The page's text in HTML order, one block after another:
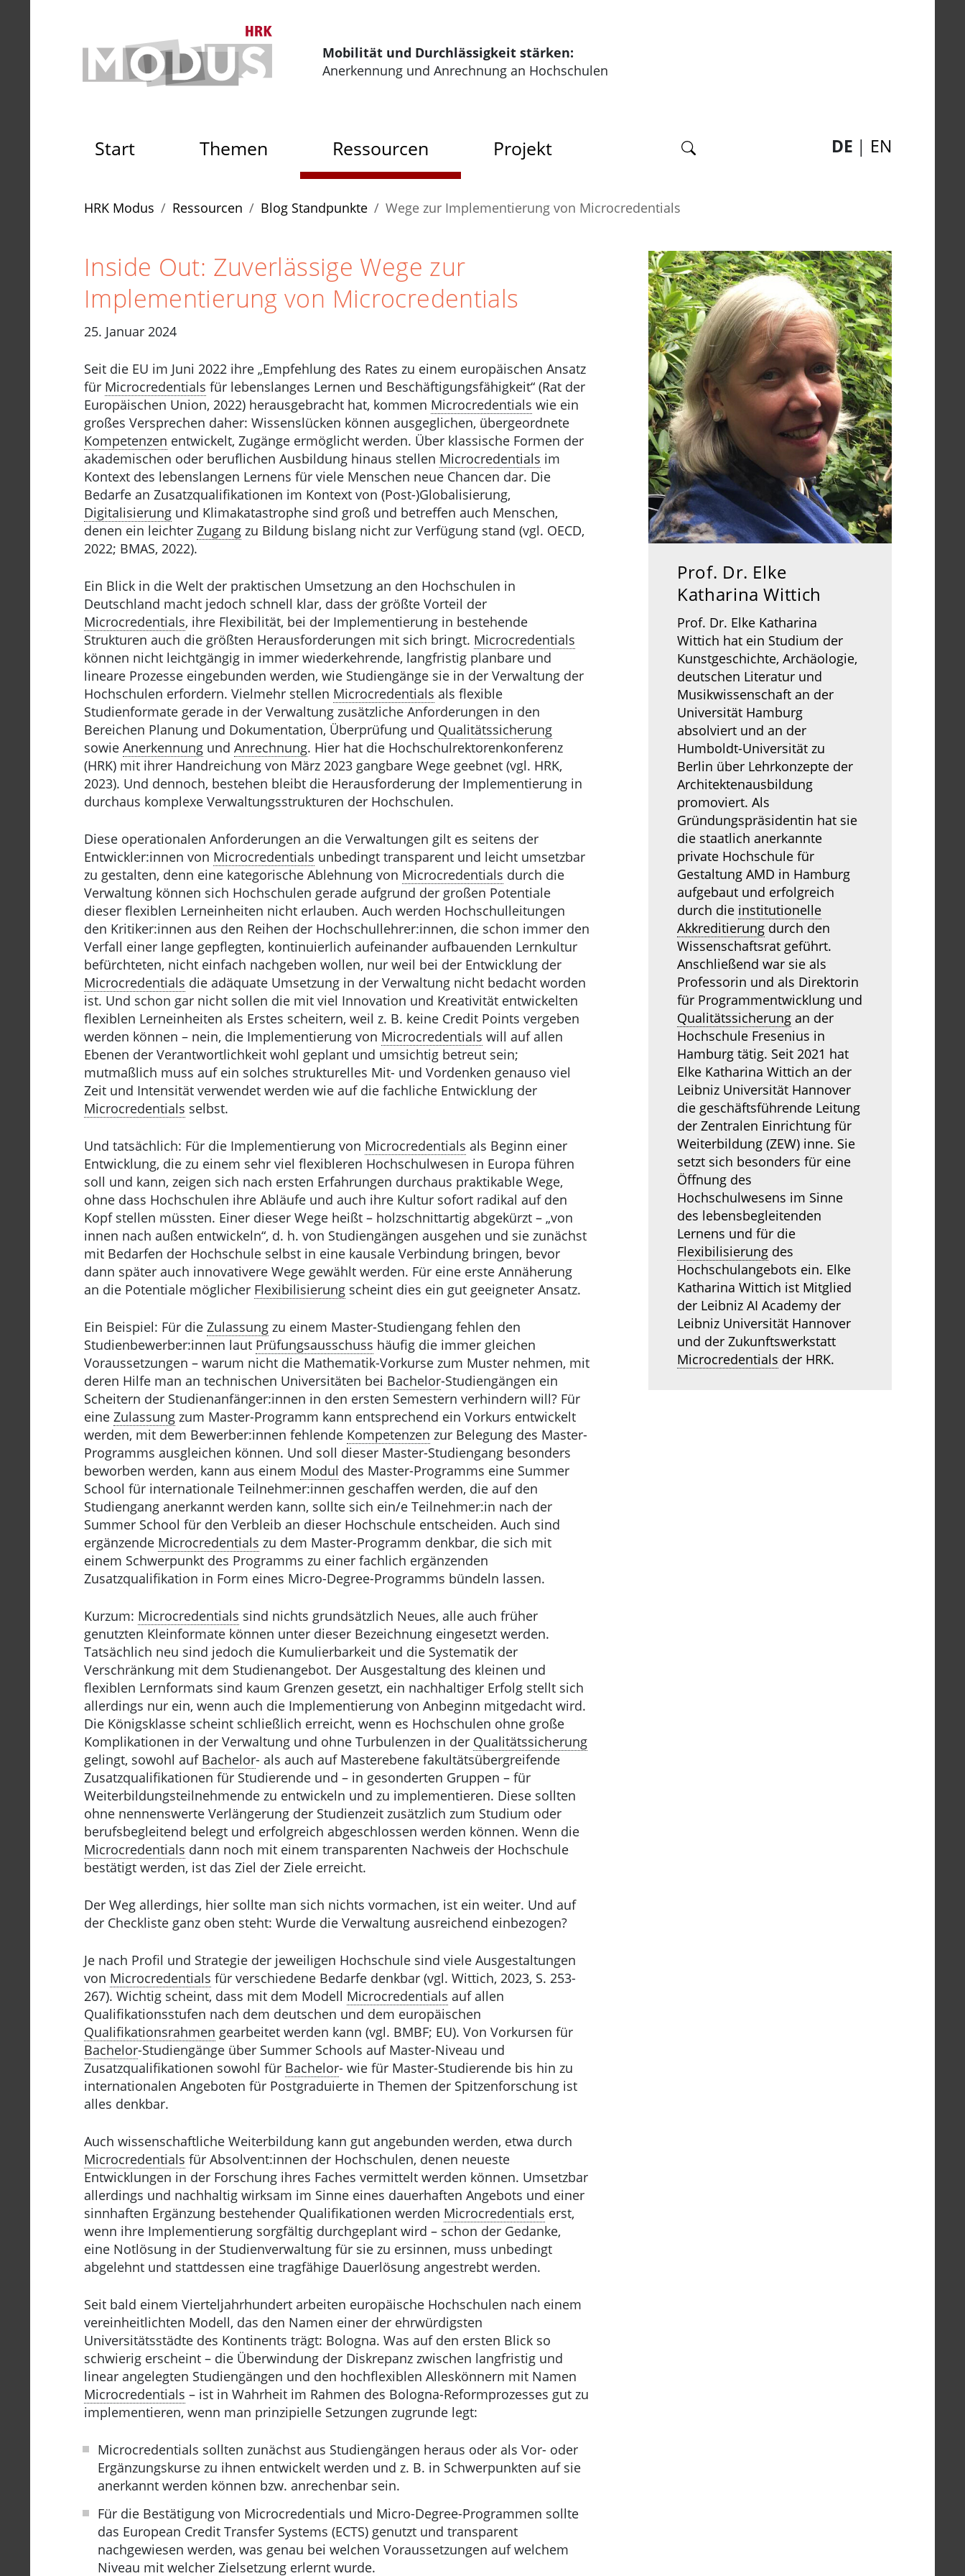
Mobilität und Durchlässigkeit stärken:
Anerkennung und Anrechnung an Hochschulen
Zur Startseite der HRK Modus
Start Themen Ressourcen Projekt Suche DE EN
HRK Modus
Ressourcen Blog Standpunkte Wege zur Implementierung von Microcredentials
Inside Out: Zuverlässige Wege zur
Implementierung von Microcredentials
25. Januar 2024
Seit die EU im Juni 2022 ihre „Empfehlung des Rates zu einem europäischen Ansatz
für Microcredentials für lebenslanges Lernen und Beschäftigungsfähigkeit“ (Rat der
Europäischen Union, 2022) herausgebracht hat, kommen Microcredentials wie ein
großes Versprechen daher: Wissenslücken können ausgeglichen, übergeordnete
Kompetenzen entwickelt, Zugänge ermöglicht werden. Über klassische Formen der
akademischen oder beruflichen Ausbildung hinaus stellen Microcredentials im
Kontext des lebenslangen Lernens für viele Menschen neue Chancen dar. Die
Bedarfe an Zusatzqualifikationen im Kontext von (Post-)Globalisierung,
Digitalisierung und Klimakatastrophe sind groß und betreffen auch Menschen,
denen ein leichter Zugang zu Bildung bislang nicht zur Verfügung stand (vgl. OECD,
2022; BMAS, 2022).
Ein Blick in die Welt der praktischen Umsetzung an den Hochschulen in
Deutschland macht jedoch schnell klar, dass der größte Vorteil der
Microcredentials, ihre Flexibilität, bei der Implementierung in bestehende
Strukturen auch die größten Herausforderungen mit sich bringt. Microcredentials
können nicht leichtgängig in immer wiederkehrende, langfristig planbare und
lineare Prozesse eingebunden werden, wie Studiengänge sie in der Verwaltung der
Hochschulen erfordern. Vielmehr stellen Microcredentials als flexible
Studienformate gerade in der Verwaltung zusätzliche Anforderungen in den
Bereichen Planung und Dokumentation, Überprüfung und Qualitätssicherung
sowie Anerkennung und Anrechnung. Hier hat die Hochschulrektorenkonferenz
(HRK) mit ihrer Handreichung von März 2023 gangbare Wege geebnet (vgl. HRK,
2023). Und dennoch, bestehen bleibt die Herausforderung der Implementierung in
durchaus komplexe Verwaltungsstrukturen der Hochschulen.
Diese operationalen Anforderungen an die Verwaltungen gilt es seitens der
Entwickler:innen von Microcredentials unbedingt transparent und leicht umsetzbar
zu gestalten, denn eine kategorische Ablehnung von Microcredentials durch die
Verwaltung können sich Hochschulen gerade aufgrund der großen Potentiale
dieser flexiblen Lerneinheiten nicht erlauben. Auch werden Hochschulleitungen
den Kritiker:innen aus den Reihen der Hochschullehrer:innen, die schon immer den
Verfall einer lange gepflegten, kontinuierlich aufeinander aufbauenden Lernkultur
befürchteten, nicht einfach nachgeben wollen, nur weil bei der Entwicklung der
Microcredentials die adäquate Umsetzung in der Verwaltung nicht bedacht worden
ist. Und schon gar nicht sollen die mit viel Innovation und Kreativität entwickelten
flexiblen Lerneinheiten als Erstes scheitern, weil z. B. keine Credit Points vergeben
werden können – nein, die Implementierung von Microcredentials will auf allen
Ebenen der Verantwortlichkeit wohl geplant und umsichtig betreut sein;
mutmaßlich muss auf ein solches strukturelles Mit- und Vordenken genauso viel
Zeit und Intensität verwendet werden wie auf die fachliche Entwicklung der
Microcredentials selbst.
Und tatsächlich: Für die Implementierung von Microcredentials als Beginn einer
Entwicklung, die zu einem sehr viel flexibleren Hochschulwesen in Europa führen
soll und kann, zeigen sich nach ersten Erfahrungen durchaus praktikable Wege,
ohne dass Hochschulen ihre Abläufe und auch ihre Kultur sofort radikal auf den
Kopf stellen müssten. Einer dieser Wege heißt – holzschnittartig abgekürzt – „von
innen nach außen entwickeln“, d. h. von Studiengängen ausgehen und sie zunächst
mit Bedarfen der Hochschule selbst in eine kausale Verbindung bringen, bevor
dann später auch innovativere Wege gewählt werden. Für eine erste Annäherung
an die Potentiale möglicher Flexibilisierung scheint dies ein gut geeigneter Ansatz.
Ein Beispiel: Für die Zulassung zu einem Master-Studiengang fehlen den
Studienbewerber:innen laut Prüfungsausschuss häufig die immer gleichen
Voraussetzungen – warum nicht die Mathematik-Vorkurse zum Muster nehmen, mit
deren Hilfe man an technischen Universitäten bei Bachelor-Studiengängen ein
Scheitern der Studienanfänger:innen in den ersten Semestern verhindern will? Für
eine Zulassung zum Master-Programm kann entsprechend ein Vorkurs entwickelt
werden, mit dem Bewerber:innen fehlende Kompetenzen zur Belegung des Master-
Programms ausgleichen können. Und soll dieser Master-Studiengang besonders
beworben werden, kann aus einem Modul des Master-Programms eine Summer
School für internationale Teilnehmer:innen geschaffen werden, die auf den
Studiengang anerkannt werden kann, sollte sich ein/e Teilnehmer:in nach der
Summer School für den Verbleib an dieser Hochschule entscheiden. Auch sind
ergänzende Microcredentials zu dem Master-Programm denkbar, die sich mit
einem Schwerpunkt des Programms zu einer fachlich ergänzenden
Zusatzqualifikation in Form eines Micro-Degree-Programms bündeln lassen.
Kurzum: Microcredentials sind nichts grundsätzlich Neues, alle auch früher
genutzten Kleinformate können unter dieser Bezeichnung eingesetzt werden.
Tatsächlich neu sind jedoch die Kumulierbarkeit und die Systematik der
Verschränkung mit dem Studienangebot. Der Ausgestaltung des kleinen und
flexiblen Lernformats sind kaum Grenzen gesetzt, ein nachhaltiger Erfolg stellt sich
allerdings nur ein, wenn auch die Implementierung von Anbeginn mitgedacht wird.
Die Königsklasse scheint schließlich erreicht, wenn es Hochschulen ohne große
Komplikationen in der Verwaltung und ohne Turbulenzen in der Qualitätssicherung
gelingt, sowohl auf Bachelor- als auch auf Masterebene fakultätsübergreifende
Zusatzqualifikationen für Studierende und – in gesonderten Gruppen – für
Weiterbildungsteilnehmende zu entwickeln und zu implementieren. Diese sollten
ohne nennenswerte Verlängerung der Studienzeit zusätzlich zum Studium oder
berufsbegleitend belegt und erfolgreich abgeschlossen werden können. Wenn die
Microcredentials dann noch mit einem transparenten Nachweis der Hochschule
bestätigt werden, ist das Ziel der Ziele erreicht.
Der Weg allerdings, hier sollte man sich nichts vormachen, ist ein weiter. Und auf
der Checkliste ganz oben steht: Wurde die Verwaltung ausreichend einbezogen?
Je nach Profil und Strategie der jeweiligen Hochschule sind viele Ausgestaltungen
von Microcredentials für verschiedene Bedarfe denkbar (vgl. Wittich, 2023, S. 253-
267). Wichtig scheint, dass mit dem Modell Microcredentials auf allen
Qualifikationsstufen nach dem deutschen und dem europäischen
Qualifikationsrahmen gearbeitet werden kann (vgl. BMBF; EU). Von Vorkursen für
Bachelor-Studiengänge über Summer Schools auf Master-Niveau und
Zusatzqualifikationen sowohl für Bachelor- wie für Master-Studierende bis hin zu
internationalen Angeboten für Postgraduierte in Themen der Spitzenforschung ist
alles denkbar.
Auch wissenschaftliche Weiterbildung kann gut angebunden werden, etwa durch
Microcredentials für Absolvent:innen der Hochschulen, denen neueste
Entwicklungen in der Forschung ihres Faches vermittelt werden können. Umsetzbar
allerdings und nachhaltig wirksam im Sinne eines dauerhaften Angebots und einer
sinnhaften Ergänzung bestehender Qualifikationen werden Microcredentials erst,
wenn ihre Implementierung sorgfältig durchgeplant wird – schon der Gedanke,
eine Notlösung in der Studienverwaltung für sie zu ersinnen, muss unbedingt
abgelehnt und stattdessen eine tragfähige Dauerlösung angestrebt werden.
Seit bald einem Vierteljahrhundert arbeiten europäische Hochschulen nach einem
vereinheitlichten Modell, das den Namen einer der ehrwürdigsten
Universitätsstädte des Kontinents trägt: Bologna. Was auf den ersten Blick so
schwierig erscheint – die Überwindung der Diskrepanz zwischen langfristig und
linear angelegten Studiengängen und den hochflexiblen Alleskönnern mit Namen
Microcredentials – ist in Wahrheit im Rahmen des Bologna-Reformprozesses gut zu
implementieren, wenn man prinzipielle Setzungen zugrunde legt:
Microcredentials sollten zunächst aus Studiengängen heraus oder als Vor- oder
Ergänzungskurse zu ihnen entwickelt werden und z. B. in Schwerpunkten auf sie
anerkannt werden können bzw. anrechenbar sein.
Für die Bestätigung von Microcredentials und Micro-Degree-Programmen sollte
das European Credit Transfer Systems (ECTS) genutzt und transparent
nachgewiesen werden, was genau bei welchen Voraussetzungen auf welchem
Niveau mit welcher Zielsetzung erlernt wurde.
Über den Autor
Prof. Dr. Elke
Katharina Wittich
Prof. Dr. Elke Katharina
Wittich hat ein Studium der
Kunstgeschichte, Archäologie,
deutschen Literatur und
Musikwissenschaft an der
Universität Hamburg
absolviert und an der
Humboldt-Universität zu
Berlin über Lehrkonzepte der
Architektenausbildung
promoviert. Als
Gründungspräsidentin hat sie
die staatlich anerkannte
private Hochschule für
Gestaltung AMD in Hamburg
aufgebaut und erfolgreich
durch die institutionelle
Akkreditierung durch den
Wissenschaftsrat geführt.
Anschließend war sie als
Professorin und als Direktorin
für Programmentwicklung und
Qualitätssicherung an der
Hochschule Fresenius in
Hamburg tätig. Seit 2021 hat
Elke Katharina Wittich an der
Leibniz Universität Hannover
die geschäftsführende Leitung
der Zentralen Einrichtung für
Weiterbildung (ZEW) inne. Sie
setzt sich besonders für eine
Öffnung des
Hochschulwesens im Sinne
des lebensbegleitenden
Lernens und für die
Flexibilisierung des
Hochschulangebots ein. Elke
Katharina Wittich ist Mitglied
der Leibniz AI Academy der
Leibniz Universität Hannover
und der Zukunftswerkstatt
Microcredentials der HRK.